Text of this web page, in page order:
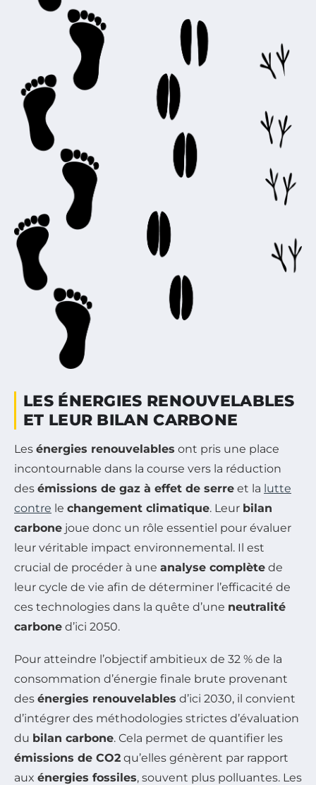
LES ÉNERGIES RENOUVELABLES
ET LEUR BILAN CARBONE
Les énergies renouvelables ont pris une place
incontournable dans la course vers la réduction
des émissions de gaz à effet de serre et la lutte
contre le changement climatique. Leur bilan
carbone joue donc un rôle essentiel pour évaluer
leur véritable impact environnemental. Il est
crucial de procéder à une analyse complète de
leur cycle de vie afin de déterminer l’efficacité de
ces technologies dans la quête d’une neutralité
carbone d’ici 2050.
Pour atteindre l’objectif ambitieux de 32 % de la
consommation d’énergie finale brute provenant
des énergies renouvelables d’ici 2030, il convient
d’intégrer des méthodologies strictes d’évaluation
du bilan carbone. Cela permet de quantifier les
émissions de CO2 qu’elles génèrent par rapport
aux énergies fossiles, souvent plus polluantes. Les